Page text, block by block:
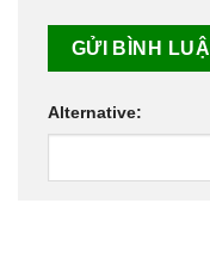
Alternative: